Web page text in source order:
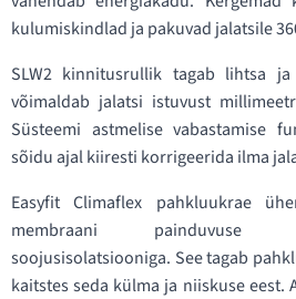
kulumiskindlad ja pakuvad jalatsile
SLW2 kinnitusrullik tagab lihtsa
võimaldab jalatsi istuvust
Süsteemi astmelise vabastamise
sõidu ajal kiiresti korrigeerida ilma
Easyfit Climaflex pahkluukrae
membraani painduvuse
soojusisolatsiooniga. See tagab
kaitstes seda külma ja niiskuse eest.